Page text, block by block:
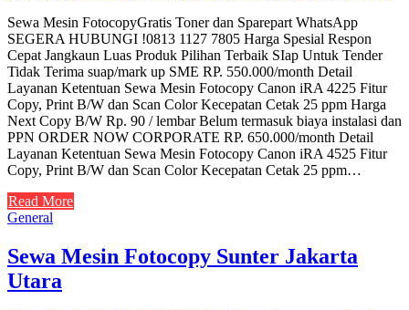
Sewa Mesin FotocopyGratis Toner dan Sparepart WhatsApp
SEGERA HUBUNGI !0813 1127 7805 Harga Spesial Respon
Cepat Jangkaun Luas Produk Pilihan Terbaik SIap Untuk Tender
Tidak Terima suap/mark up SME RP. 550.000/month Detail
Layanan Ketentuan Sewa Mesin Fotocopy Canon iRA 4225 Fitur
Copy, Print B/W dan Scan Color Kecepatan Cetak 25 ppm Harga
Next Copy B/W Rp. 90 / lembar Belum termasuk biaya instalasi dan
PPN ORDER NOW CORPORATE RP. 650.000/month Detail
Layanan Ketentuan Sewa Mesin Fotocopy Canon iRA 4525 Fitur
Copy, Print B/W dan Scan Color Kecepatan Cetak 25 ppm…
Read More
General
Sewa Mesin Fotocopy Sunter Jakarta
Utara